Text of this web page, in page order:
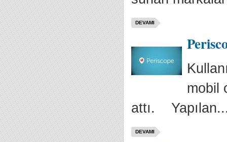
DEVAMI
mobil
attı.
DEVAMI